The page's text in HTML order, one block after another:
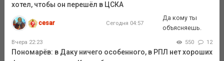
хотел, чтобы он перешёл в ЦСКА
cesar Сегодня 04:57
Да кому ты
объясняешь.
Вчера 22:23 550 12
Пономарёв: в Даку ничего особенного, в РПЛ нет хороших